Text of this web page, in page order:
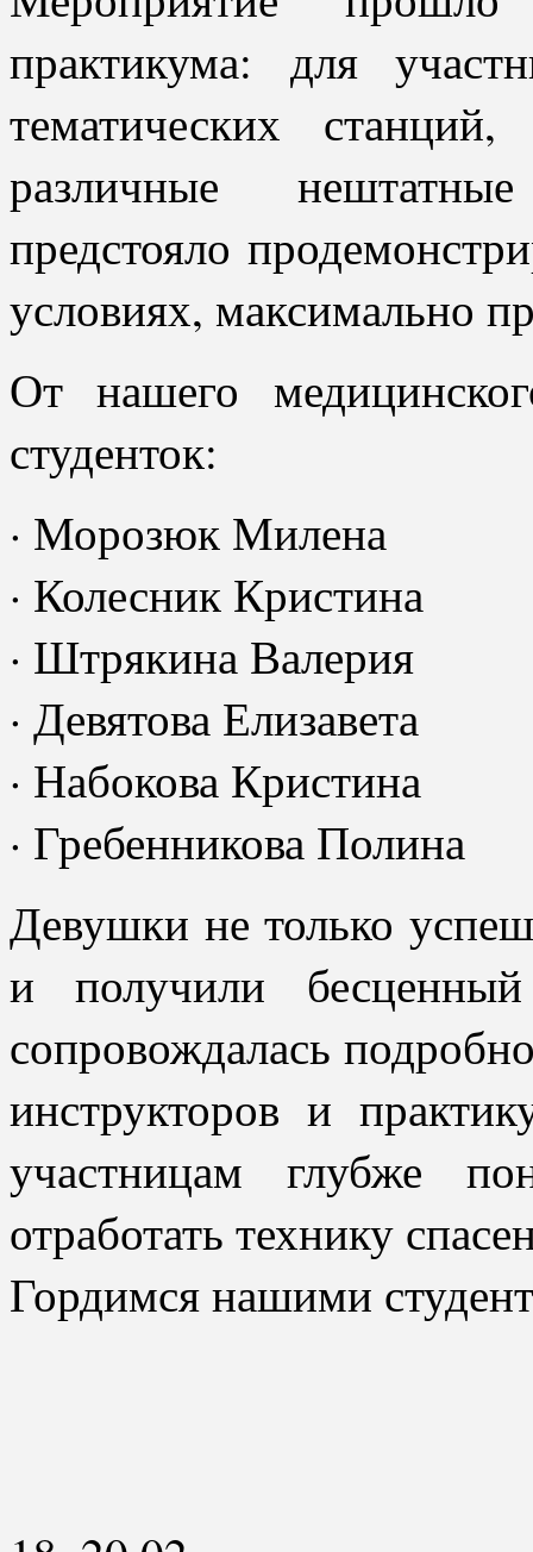
практикума: для
тематических
различные
предстояло
условиях, максимально
От нашего
студенток:
· Морозюк Милена
· Колесник Кристина
· Штрякина Валерия
· Девятова Елизавета
· Набокова Кристина
· Гребенникова Полина
Девушки не только
и получили
сопровождалась
инструкторов и
участницам глубже
отработать технику
Гордимся нашими